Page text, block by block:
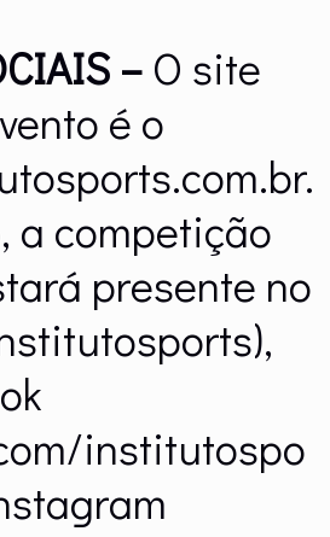
– O site
é o
a competição
presente no
institutospo